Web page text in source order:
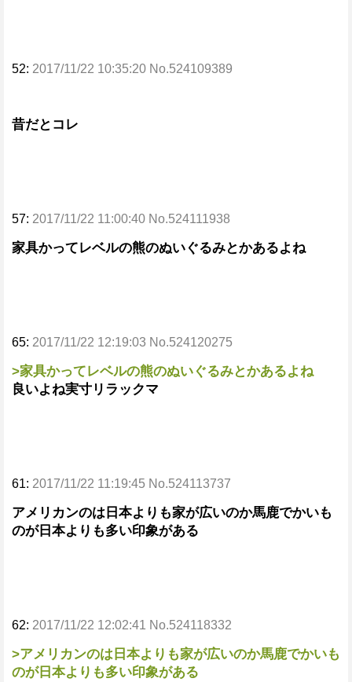
52: 2017/11/22 10:35:20 No.524109389
昔だとコレ
57: 2017/11/22 11:00:40 No.524111938
家具かってレベルの熊のぬいぐるみとかあるよね
65: 2017/11/22 12:19:03 No.524120275
>家具かってレベルの熊のぬいぐるみとかあるよね
良いよね実寸リラックマ
61: 2017/11/22 11:19:45 No.524113737
アメリカンのは日本よりも家が広いのか馬鹿でかいも
のが日本よりも多い印象がある
62: 2017/11/22 12:02:41 No.524118332
>アメリカンのは日本よりも家が広いのか馬鹿でかいも
のが日本よりも多い印象がある